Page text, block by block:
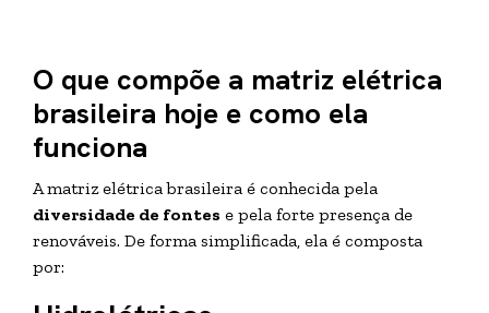
O que compõe a matriz elétrica
brasileira hoje e como ela
funciona
A matriz elétrica brasileira é conhecida pela
diversidade de fontes e pela forte presença de
renováveis. De forma simplificada, ela é composta
por: